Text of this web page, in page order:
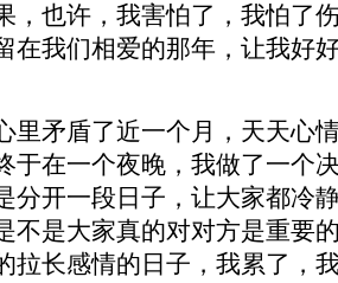
，也许，我害怕了，我怕了
在我们相爱的那年，让我好
矛盾了近一个月，天天心情
于在一个夜晚，我做了一个
分开一段日子，让大家都冷
不是大家真的对对方是重要
拉长感情的日子，我累了，